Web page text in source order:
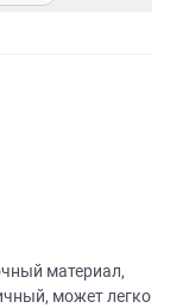
материал,
может легко